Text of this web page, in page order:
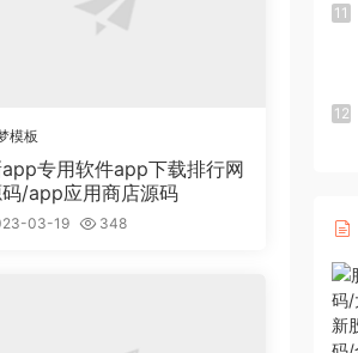
模板
专用软件app下载排行网
/app应用商店源码
03-19 348
11
12